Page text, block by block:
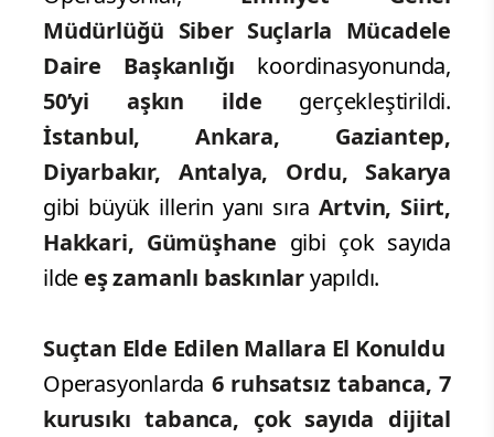
Müdürlüğü Siber Suçlarla Mücadele
Daire Başkanlığı koordinasyonunda,
50’yi aşkın ilde gerçekleştirildi.
İstanbul, Ankara, Gaziantep,
Diyarbakır, Antalya, Ordu, Sakarya
gibi büyük illerin yanı sıra Artvin, Siirt,
Hakkari, Gümüşhane gibi çok sayıda
ilde eş zamanlı baskınlaryapıldı.
Suçtan Elde Edilen Mallara El Konuldu
Operasyonlarda 6 ruhsatsız tabanca, 7
kurusıkı tabanca, çok sayıda dijital